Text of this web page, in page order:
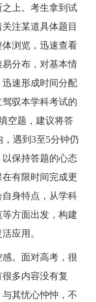
上。考生拿到试
注某道具体题目
浏览，迅速查看
分布，对基本情
速形成时间分配
驭本学科考试的
空题，建议将答
，遇到3至5分钟仍
保持答题的心态
有限时间完成更
身特点，从学科
方面出发，构建
应用。
。面对高考，很
多内容没有复
其忧心忡忡，不